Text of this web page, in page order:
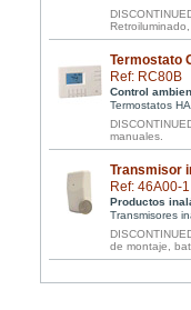
Termostato
Ref: RC80B
Control
Termostatos
manuales.
Transmisor
Ref: 46A00-1
Productos
Transmisores
de montaje,